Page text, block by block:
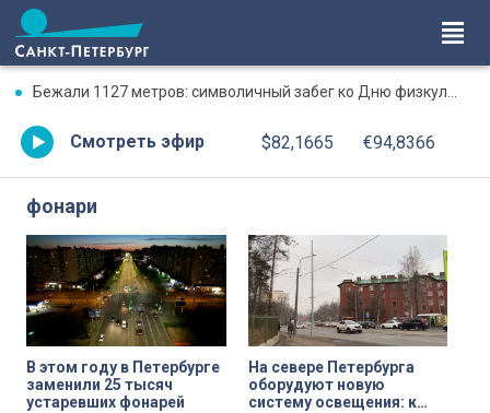
Бежали 1127 метров: символичный забег ко Дню физкультурника и окончанию Ленинградской битвы
Смотреть эфир $82,1665 €94,8366
фонари
В этом году в Петербурге
заменили 25 тысяч
устаревших фонарей
На севере Петербурга
оборудуют новую
систему освещения: к